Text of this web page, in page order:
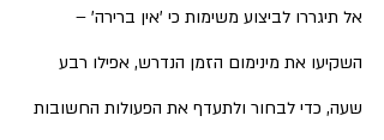
אל תיגררו לביצוע משימות כי 'אין ברירה' –
השקיעו את מינימום הזמן הנדרש, אפילו רבע
שעה, כדי לבחור ולתעדף את הפעולות החשובות